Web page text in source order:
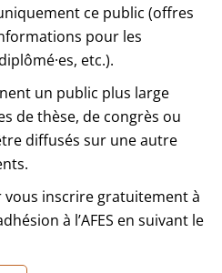
ce public (offres
pour les
etc.).
un public plus large
de thèse, de congrès ou
diffusés sur une autre
inscrire gratuitement à
à l’AFES en suivant le